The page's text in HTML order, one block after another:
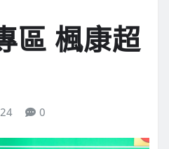
區 楓康超
0